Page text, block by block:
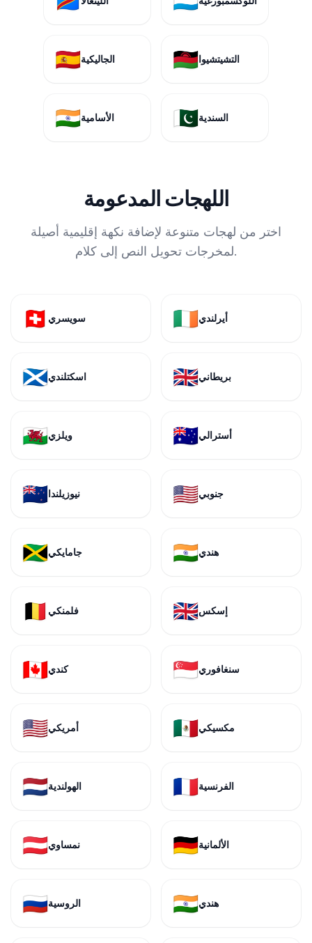
🇪🇸الجاليكية 🇲🇼التشيتشيوا
🇮🇳الأسامية 🇵🇰السندية
اللهجات المدعومة
اختر من لهجات متنوعة لإضافة نكهة إقليمية أصيلة
لمخرجات تحويل النص إلى كلام.
🇨🇭 سويسري 🇮🇪أيرلندي
🏴󠁧󠁢󠁳󠁣󠁴󠁿اسكتلندي 🇬🇧بريطاني
🏴󠁧󠁢󠁷󠁬󠁳󠁿ويلزي 🇦🇺أسترالي
🇳🇿نيوزيلندا 🇺🇸جنوبي
🇯🇲جامايكي 🇮🇳هندي
🇧🇪 فلمنكي 🇬🇧إسكس
🇨🇦كندي 🇸🇬سنغافوري
🇺🇸أمريكي 🇲🇽مكسيكي
🇳🇱الهولندية 🇫🇷الفرنسية
🇦🇹نمساوي 🇩🇪الألمانية
🇷🇺الروسية 🇮🇳هندي